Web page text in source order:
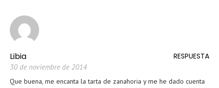
RESPUESTA
Libia
30 de noviembre de 2014
Que buena, me encanta la tarta de zanahoria y me he dado cuenta